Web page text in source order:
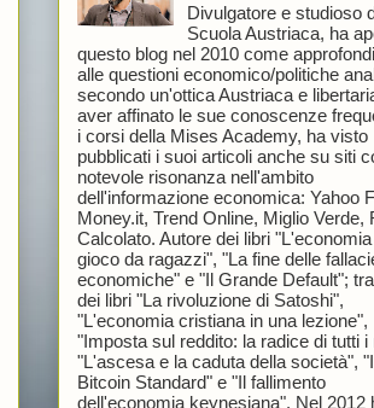
Divulgatore e studioso
Scuola Austriaca, ha
questo blog nel 2010 come
alle questioni economico/politiche
secondo un'ottica Austriaca e
aver affinato le sue conoscenze
i corsi della Mises Academy, ha visto
pubblicati i suoi articoli anche su siti
notevole risonanza nell'ambito
dell'informazione economica: Yahoo
Money.it, Trend Online, Miglio Verde,
Calcolato. Autore dei libri
gioco da ragazzi", "La fine delle
economiche" e "Il Grande Default";
dei libri "La rivoluzione di Satoshi",
"L'economia cristiana in una lezione",
"Imposta sul reddito: la radice di tutti i
"L'ascesa e la caduta della società",
Bitcoin Standard" e "Il fallimento
dell'economia keynesiana". Nel 2012